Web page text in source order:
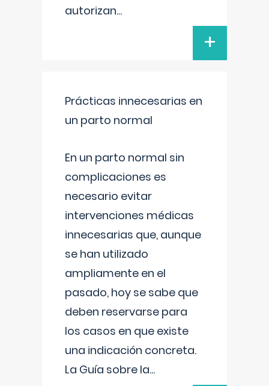
autorizan...
+
Prácticas innecesarias en
un parto normal
En un parto normal sin
complicaciones es
necesario evitar
intervenciones médicas
innecesarias que, aunque
se han utilizado
ampliamente en el
pasado, hoy se sabe que
deben reservarse para
los casos en que existe
una indicación concreta.
La Guía sobre la...